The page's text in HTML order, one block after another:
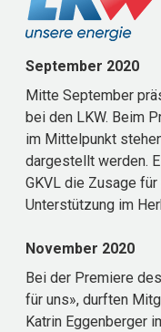
September 2020
Mitte September
bei den LKW. Beim
im Mittelpunkt
dargestellt werden.
GKVL die Zusage
Unterstützung im
November 2020
Bei der Premiere
für uns», durften
Katrin Eggenberger